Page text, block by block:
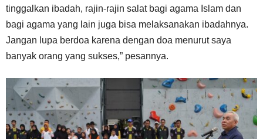
tinggalkan ibadah, rajin-rajin salat bagi agama Islam dan
bagi agama yang lain juga bisa melaksanakan ibadahnya.
Jangan lupa berdoa karena dengan doa menurut saya
banyak orang yang sukses,” pesannya.